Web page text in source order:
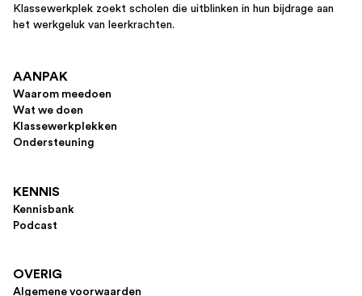
Klassewerkplek zoekt scholen die uitblinken in hun bijdrage aan
het werkgeluk van leerkrachten.
AANPAK
Waarom meedoen
Wat we doen
Klassewerkplekken
Ondersteuning
KENNIS
Kennisbank
Podcast
OVERIG
Algemene voorwaarden